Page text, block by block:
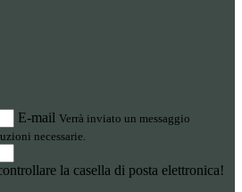
E-mail Verrà inviato un messaggio
necessarie.
la casella di posta elettronica!